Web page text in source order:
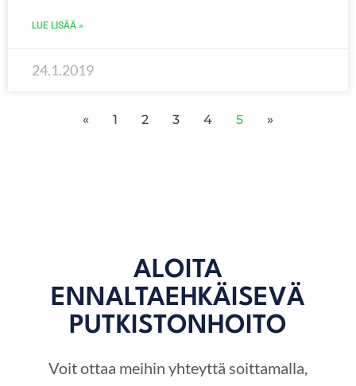
LUE LISÄÄ »
24.1.2019
« 1 2 3 4 5 »
ALOITA
ENNALTAEHKÄISEVÄ
PUTKISTONHOITO
Voit ottaa meihin yhteyttä soittamalla,